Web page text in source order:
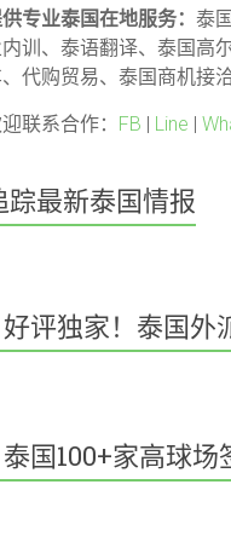
专业泰国在地服务：泰
训、泰语翻译、泰国高
代购贸易、泰国商机接洽
联系合作： FB | Line |
踪最新泰国情报
好评独家！泰国外
泰国100+家高球场